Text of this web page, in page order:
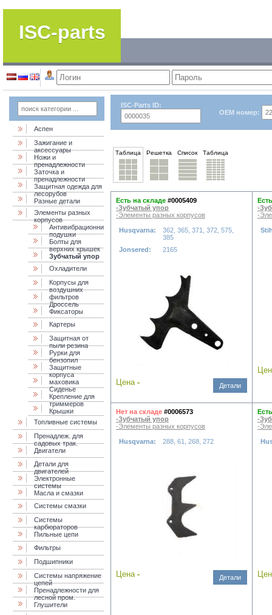
ISC-parts
Аспен
Зажигание и
аксессуары
Ножи и
пренадлежности
Заточка и
пренадлежности
Защитная одежда для
лесорубов
Разные детали
Элементы разных
корпусов
Антивибрационни
подушки
Болты для
верхних крышек
Зубчатый упор
Охладители
Корпусы для
воздушних
фильтров
Дроссель
Фиксаторы
Картеры
Защитная от
пыли резина
Рурки для
бензопил
Защитные
корпуса
маховика
Cиденье
Крепление для
триммеров
Крышки
Топливные системы
Пренадлеж. для
садовых трак.
Двигатели
Детали для
двигателей
Электронные
системы
Масла и смазки
Cистемы смазки
Системы
карбюраторов
Пильные цепи
Фильтры
Подшипники
Системы напряжение
цепей
Пренадлежности для
лесной пром.
Глушители
ISC-Parts ID:
OEM номер:
Таблица Решетка Список Таблица
Есть на складе #0005409
-Зубчатый упор
-Элементы разных корпусов
Husqvarna:
362, 365, 371, 372, 575,
385
Jonsered:
2165
Цена - Детали
-
-
Нет на складе #0006573
-Зубчатый упор
-Элементы разных корпусов
Husqvarna: 288, 61, 268, 272
Цена - Детали
-
-